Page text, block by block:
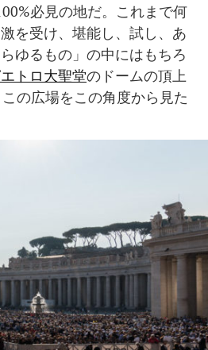
必見の地だ。これまで何
を受け、堪能し、試し、あ
ゆるもの」の中にはもちろ
トロ大聖堂のドームの頂上
の広場をこの角度から見た